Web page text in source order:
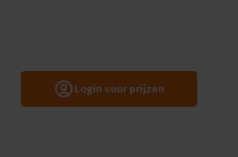
Login voor prijzen